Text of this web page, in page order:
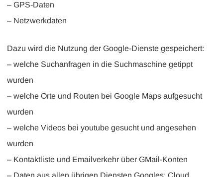
– GPS-Daten
– Netzwerkdaten
Dazu wird die Nutzung der Google-Dienste gespeichert:
– welche Suchanfragen in die Suchmaschine getippt
wurden
– welche Orte und Routen bei Google Maps aufgesucht
wurden
– welche Videos bei youtube gesucht und angesehen
wurden
– Kontaktliste und Emailverkehr über GMail-Konten